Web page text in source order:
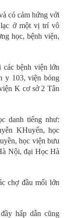
có cảm hứng với
lạc ở một vị trí vô
học, bệnh viện,
bệnh viện lớn
y 103, viện bỏng
K cơ sở 2 Tân
danh tiếng như:
KHuyến, học
học viện bưu
Nội, đại Học Hà
chợ đầu mối lớn
đầy hấp dẫn cũng